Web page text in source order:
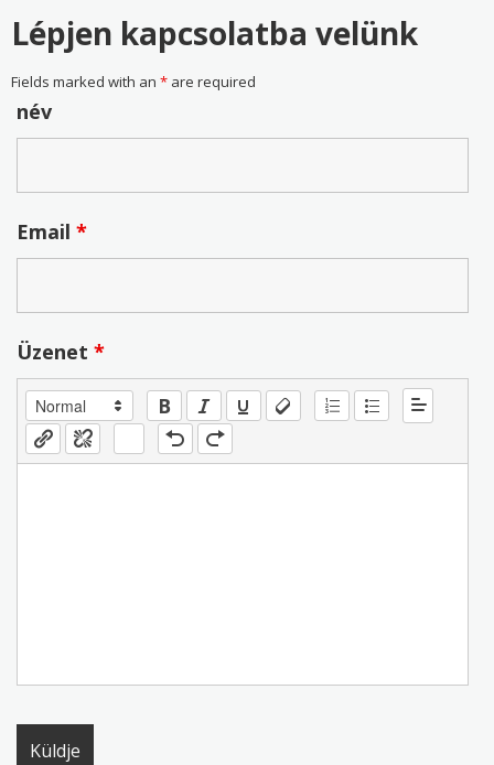
Lépjen kapcsolatba velünk
Fields marked with an *are required
név
Email *
Üzenet *